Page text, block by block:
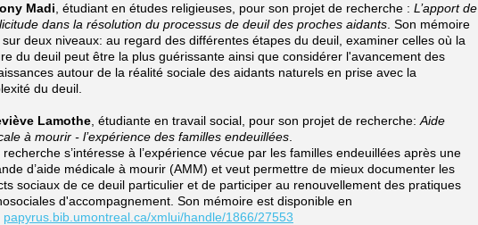
Madi , étudiant en études religieuses, pour son projet de recherche : L’apport de
dans la résolution du processus de deuil des proches aidants . Son mémoire
sur deux niveaux: au regard des différentes étapes du deuil, examiner celles où la
du deuil peut être la plus guérissante ainsi que considérer l'avancement des
autour de la réalité sociale des aidants naturels en prise avec la
du deuil.
Lamothe , étudiante en travail social, pour son projet de recherche: Aide
à mourir - l’expérience des familles endeuillées
recherche s’intéresse à l’expérience vécue par les familles endeuillées après une
d’aide médicale à mourir (AMM) et veut permettre de mieux documenter les
sociaux de ce deuil particulier et de participer au renouvellement des pratiques
d'accompagnement. Son mémoire est disponible en
papyrus.bib.umontreal.ca/xmlui/handle/1866/27553